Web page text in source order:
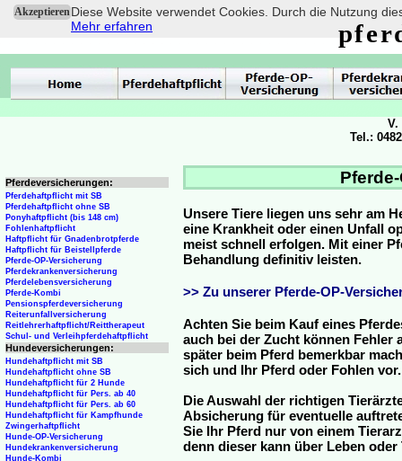
AkzeptierenDiese Website verwendet Cookies. Durch die Nutzung
Mehr erfahren
Unsere Tiere liegen uns sehr am
eine Krankheit oder einen Unfall
meist schnell erfolgen. Mit einer
Behandlung definitiv leisten.
>> Zu unserer Pferde-OP-
Achten Sie beim Kauf eines
auch bei der Zucht können Fehler
später beim Pferd bemerkbar
sich und Ihr Pferd oder Fohlen vor.
Die Auswahl der richtigen
Absicherung für eventuelle
Sie Ihr Pferd nur von einem
denn dieser kann über Leben
Pferdeversicherungen:
Pferdehaftpflicht mit SB
Pferdehaftpflicht ohne SB
Ponyhaftpflicht (bis 148 cm)
Fohlenhaftpflicht
Haftpflicht für Gnadenbrotpferde
Haftpflicht für Beistellpferde
Pferde-OP-Versicherung
Pferdekrankenversicherung
Pferdelebensversicherung
Pferde-Kombi
Pensionspferdeversicherung
Reiterunfallversicherung
Reitlehrerhaftpflicht/Reittherapeut
Schul- und Verleihpferdehaftpflicht
Hundeversicherungen:
Hundehaftpflicht mit SB
Hundehaftpflicht ohne SB
Hundehaftpflicht für 2 Hunde
Hundehaftpflicht für Pers. ab 40
Hundehaftpflicht für Pers. ab 60
Hundehaftpflicht für Kampfhunde
Zwingerhaftpflicht
Hunde-OP-Versicherung
Hundekrankenversicherung
Hunde-Kombi
V.
Tel.: